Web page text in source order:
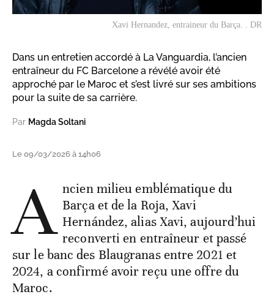
Xavi Hernandez, entraineur du Barça. . DR
Dans un entretien accordé à La Vanguardia, l’ancien
entraîneur du FC Barcelone a révélé avoir été
approché par le Maroc et s’est livré sur ses ambitions
pour la suite de sa carrière.
Par Magda Soltani
Le 09/03/2026 à 14h06
A ncien milieu emblématique du
Barça et de la Roja, Xavi
Hernández, alias Xavi, aujourd’hui
reconverti en entraîneur et passé
sur le banc des Blaugranas entre 2021 et
2024, a confirmé avoir reçu une offre du
Maroc.